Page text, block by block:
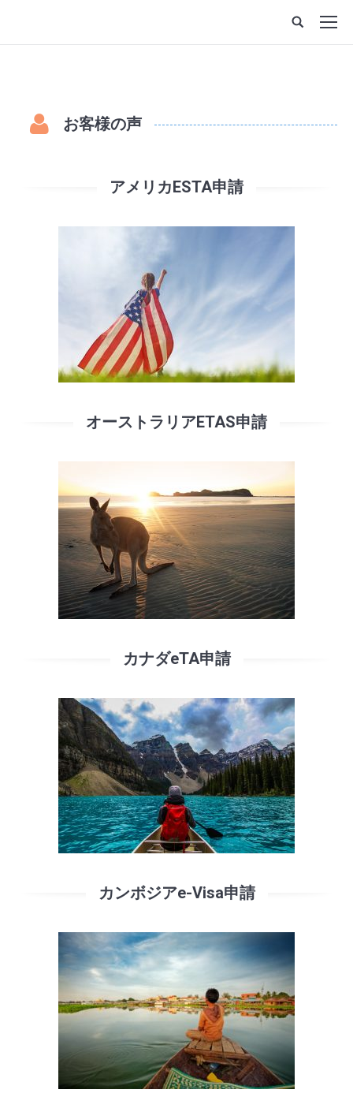
お客様の声
アメリカESTA申請
オーストラリアETAS申請
カナダeTA申請
カンボジアe-Visa申請